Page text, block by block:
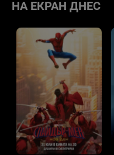
НА ЕКРАН ДНЕС